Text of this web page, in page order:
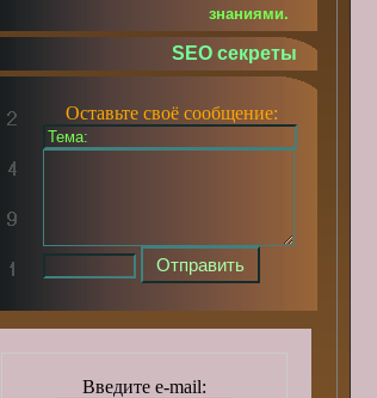
знаниями.
SEO секреты
Оставьте своё сообщение:
Введите e-mail: